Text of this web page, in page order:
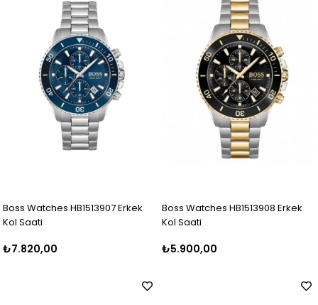
Boss Watches HB1513907 Erkek
Kol Saati
₺7.820,00
Boss Watches HB1513908 Erkek
Kol Saati
₺5.900,00